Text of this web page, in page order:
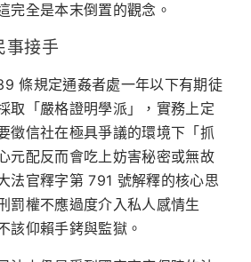
完全是本末倒置的觀念。
事接手
條規定通姦者處一年以下有期徒
取「嚴格證明學派」，實務上定
徵信社在極具爭議的環境下「抓
元配反而會吃上妨害秘密或無故
法官釋字第 791 號解釋的核心思
罰權不應過度介入私人感情生
該仰賴手銬與監獄。